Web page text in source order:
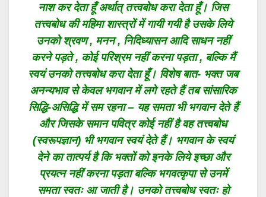
नाश कर देता हूँ अर्थात् तत्त्वबोध करा देता हूँ। जिस
तत्त्वबोध की महिमा शास्त्रों में गायी गयी है उसके लिये
उनको श्रवण , मनन , निदिध्यासन आदि साधन नहीं
करने पड़ते , कोई परिश्रम नहीं करना पड़ता , बल्कि मैं
स्वयं उनको तत्त्वबोध करा देता हूँ। विशेष बात- भक्त जब
अनन्यभाव से केवल भगवान में लगे रहते हैं तब सांसारिक
सिद्धि-असिद्धि में सम रहना – यह समता भी भगवान देते हैं
और जिसके समान पवित्र कोई नहीं है वह तत्त्वबोध
(स्वरूपज्ञान) भी भगवान स्वयं देते हैं। भगवान के स्वयं
देने का तात्पर्य है कि भक्तों को इनके लिये इच्छा और
प्रयत्न नहीं करना पड़ता बल्कि भगवत्कृपा से उनमें
समता स्वतः आ जाती है। उनको तत्त्वबोध स्वतः हो